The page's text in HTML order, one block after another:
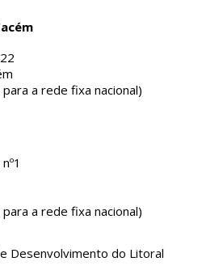
a rede fixa nacional)
a rede fixa nacional)
Desenvolvimento do Litoral